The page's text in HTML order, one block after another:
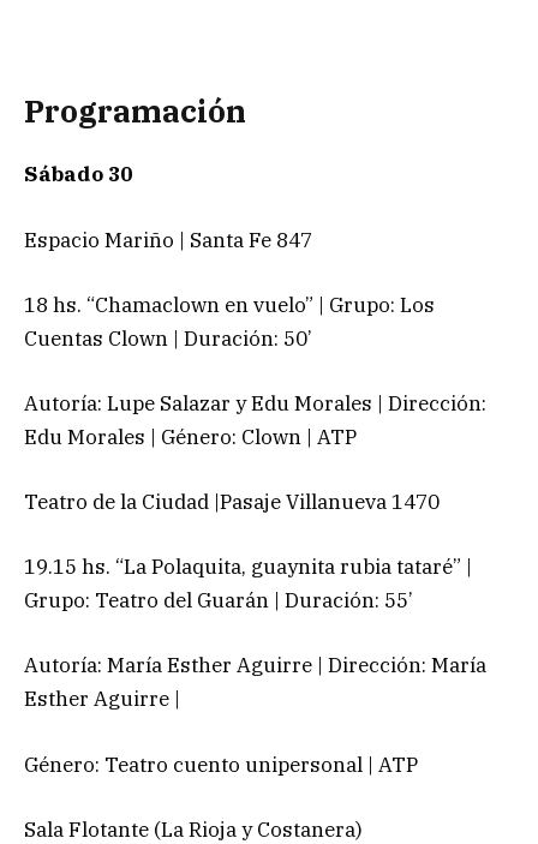
Programación
Sábado 30
Espacio Mariño | Santa Fe 847
18 hs. “Chamaclown en vuelo” | Grupo: Los
Cuentas Clown | Duración: 50’
Autoría: Lupe Salazar y Edu Morales | Dirección:
Edu Morales | Género: Clown | ATP
Teatro de la Ciudad |Pasaje Villanueva 1470
19.15 hs. “La Polaquita, guaynita rubia tataré” |
Grupo: Teatro del Guarán | Duración: 55’
Autoría: María Esther Aguirre | Dirección: María
Esther Aguirre |
Género: Teatro cuento unipersonal | ATP
Sala Flotante (La Rioja y Costanera)